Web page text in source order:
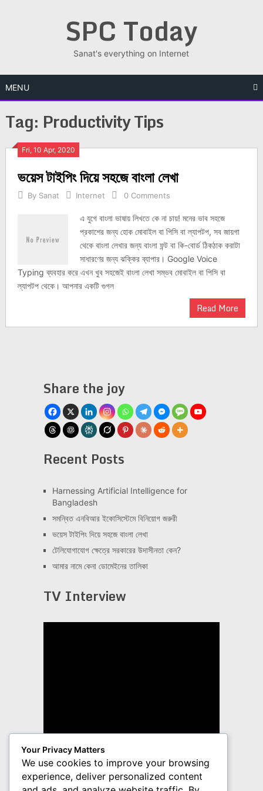
SPC Today
Sanat's everything on Internet
MENU
Tag: Productivity Tips
Fri, 10 Apr, 2020
ভয়েস টাইপিং দিয়ে সহজে বাংলা লেখা
By Sanat Internet 0 Comments
এ যুগে বাংলা ভাষায় লিখতে কে না চায়! মনের ভাব সহজে
প্রকাশের জন্য হোক মোবাইল বা পিসি বা ল্যাপটপ, সব জায়গা
থেকে বাংলা লেখার জন্য বাংলা ফন্ট বা কি-বোর্ড ঠিকঠাক করাটা
সাধারণের জন্য ঝক্কির ব্যাপার। Google Voice
Typing ব্যবহার করে এখন খুব সহজেই বাংলা লেখা সম্ভব মোবাইল বা পিসি বা
ল্যাপটপ থেকে। আপনার একটি গুগল
Read More
Posts
navigation
Share the joy
Recent Posts
Har­ness­ing Arti­fi­cial Intel­li­gence for
Bangladesh
সমন্বিত এনবিআর ইকোসিস্টেমে বিনিয়োগ জরুরী
ভয়েস টাইপিং দিয়ে সহজে বাংলা লেখা
টেলিযোগাযোগ ক্ষেত্রে সরকারের উদাসীনতা কেন?
আমার নামে কেনা ডোমেইনের তালিকা
TV Interview
Your Privacy Matters
We use cookies to improve your browsing
experience, deliver personalized content